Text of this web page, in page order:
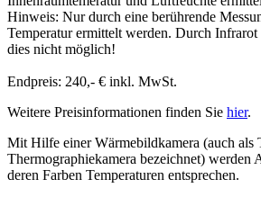
Hinweis: Nur durch eine berührende
Temperatur ermittelt werden. Durch
dies nicht möglich!
Endpreis: 240,- € inkl. MwSt.
Weitere Preisinformationen finden Sie hier.
Mit Hilfe einer Wärmebildkamera (auch als
Thermographiekamera bezeichnet) werden
deren Farben Temperaturen entsprechen.